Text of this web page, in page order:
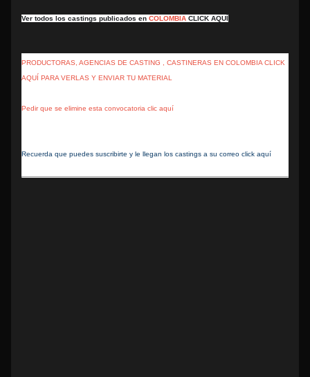
Ver todos los castings publicados en COLOMBIA CLICK AQUÍ
PRODUCTORAS, AGENCIAS DE CASTING , CASTINERAS EN COLOMBIA CLICK
AQUÍ PARA VERLAS Y ENVIAR TU MATERIAL
Pedir que se elimine esta convocatoria clic aquí
Recuerda que puedes suscribirte y le llegan los castings a su correo click aquí